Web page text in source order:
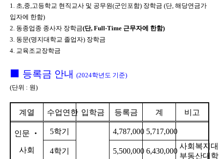
1. 초,중,고등학교 현직교사 및 공무원(군인포함) 장학금 (단, 해당연금가
입자에 한함)
2. 동종업종 종사자 장학금(단, Full-Time 근무자에 한함)
3. 동문(명지대학교 졸업자) 장학금
4. 교육조교장학금
■ 등록금 안내 (2024학년도 기준)
(단위 : 원)
계열 수업연한 입학금 등록금 계 비고
인문
‧
사회
5학기 4,787,000 5,717,000
4학기 5,500,000 6,430,000
사회복지
부동산대